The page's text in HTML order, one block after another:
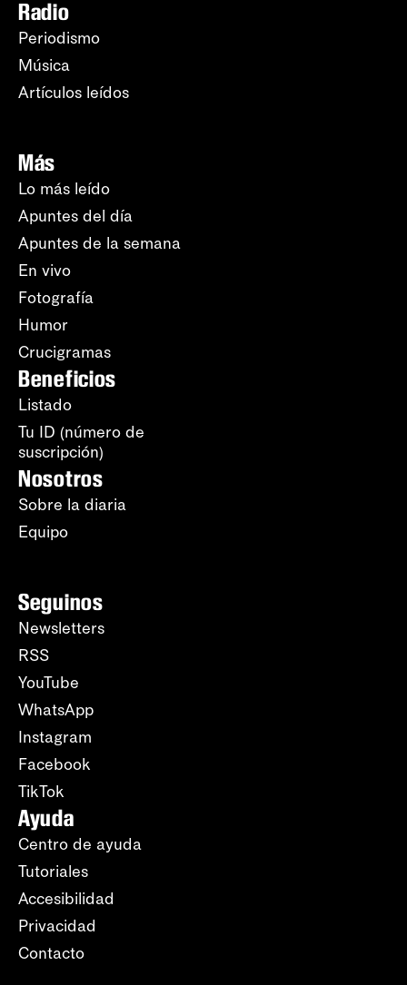
Radio
Periodismo
Música
Artículos leídos
Más
Lo más leído
Apuntes del día
Apuntes de la semana
En vivo
Fotografía
Humor
Crucigramas
Beneficios
Listado
Tu ID (número de
suscripción)
Nosotros
Sobre la diaria
Equipo
Seguinos
Newsletters
RSS
YouTube
WhatsApp
Instagram
Facebook
TikTok
Ayuda
Centro de ayuda
Tutoriales
Accesibilidad
Privacidad
Contacto